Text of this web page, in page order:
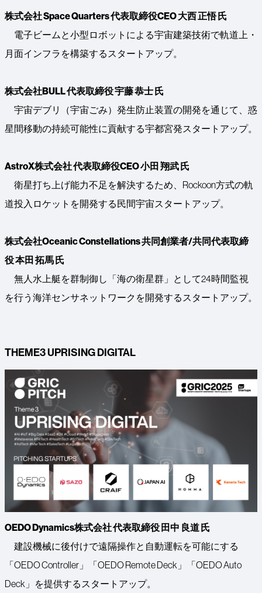
株式会社 Space Quarters 代表取締役CEO 大西 正悟 氏
電子ビームと小型ロボットによる宇宙建築技術で軌道上・
月面インフラを構築するスタートアップ。
株式会社BULL 代表取締役 宇藤 恭士 氏
宇宙デブリ（宇宙ごみ）発生防止装置の開発を通じて、惑
星間移動の持続可能性に貢献する宇都宮発スタートアップ。
AstroX株式会社 代表取締役CEO 小田 翔武 氏
衛星打ち上げ能力不足を解決するため、Rockoon方式の軌
道投入ロケットを開発する民間宇宙スタートアップ。
株式会社Oceanic Constellations 共同創業者/共同代表取締
役 本田 拓馬 氏
無人水上艇を群制御し「海の衛星群」として24時間監視
を行う海洋センサネットワークを開発するスタートアップ。
THEME3 UPRISING DIGITAL
OEDO Dynamics株式会社 代表取締役 田中 良道 氏
建設機械に後付けで遠隔操作と自動運転を可能にする
「OEDO Controller」「OEDO Remote Deck」「OEDO Auto
Deck」を提供するスタートアップ。